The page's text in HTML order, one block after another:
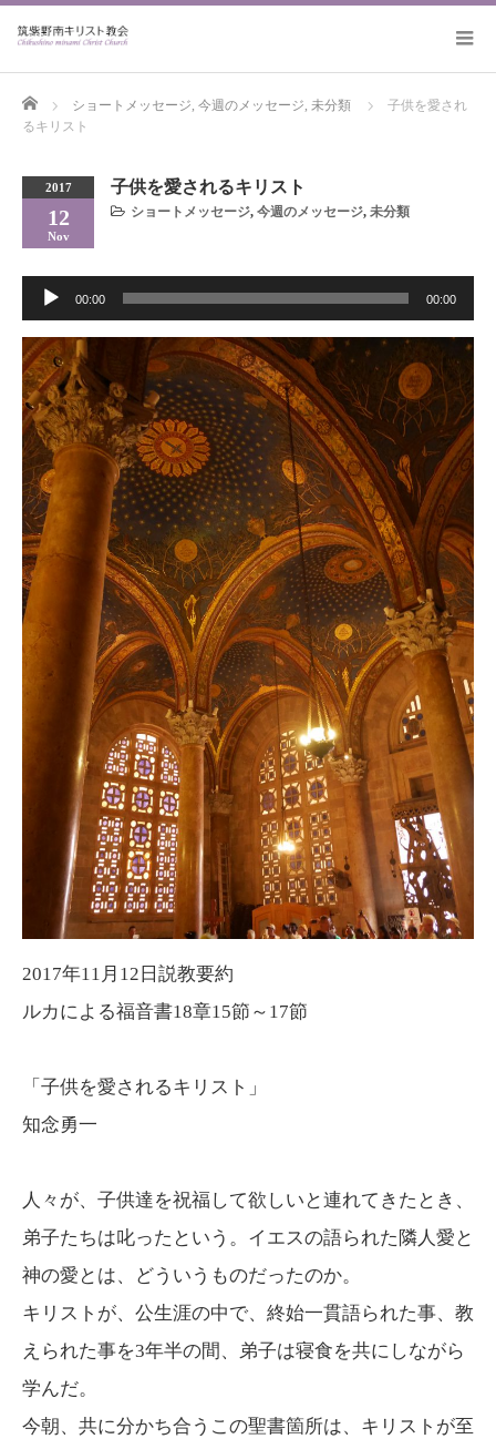
Home ショートメッセージ, 今週のメッセージ, 未分類
子供を愛され
るキリスト
2017
12
Nov
子供を愛されるキリスト
ショートメッセージ, 今週のメッセージ, 未分類
プ
レ
ー
ヤ
ー
00:00 00:00
2017年11月12日説教要約
ルカによる福音書18章15節～17節
「子供を愛されるキリスト」
知念勇一
人々が、子供達を祝福して欲しいと連れてきたとき、
弟子たちは叱ったという。イエスの語られた隣人愛と
神の愛とは、どういうものだったのか。
キリストが、公生涯の中で、終始一貫語られた事、教
えられた事を3年半の間、弟子は寝食を共にしながら
学んだ。
今朝、共に分かち合うこの聖書箇所は、キリストが至